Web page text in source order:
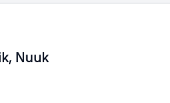
Nuuk